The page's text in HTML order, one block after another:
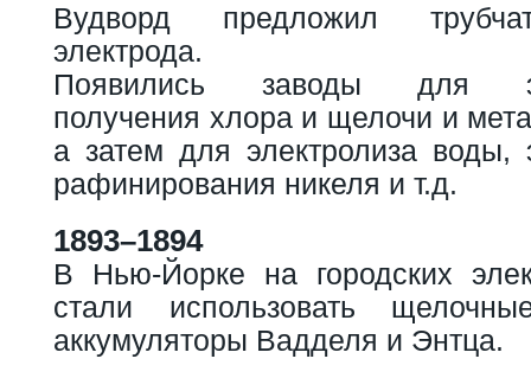
Вудворд предложил
электрода.
Появились заводы для
получения хлора и щелочи и
а затем для электролиза воды,
рафинирования никеля и т.д.
1893–1894
В Нью-Йорке на городских
стали использовать
аккумуляторы Вадделя и Энтца.